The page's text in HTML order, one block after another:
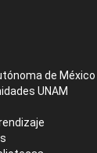
de México
UNAM